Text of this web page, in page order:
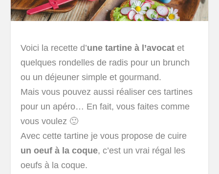
Voici la recette d’une tartine à l’avocat et
quelques rondelles de radis pour un brunch
ou un déjeuner simple et gourmand.
Mais vous pouvez aussi réaliser ces tartines
pour un apéro… En fait, vous faites comme
vous voulez 🙂
Avec cette tartine je vous propose de cuire
un oeuf à la coque, c’est un vrai régal les
oeufs à la coque.